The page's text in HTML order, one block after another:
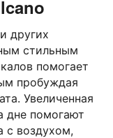
других
стильным
помогает
пробуждая
Увеличенная
дне помогают
с воздухом,